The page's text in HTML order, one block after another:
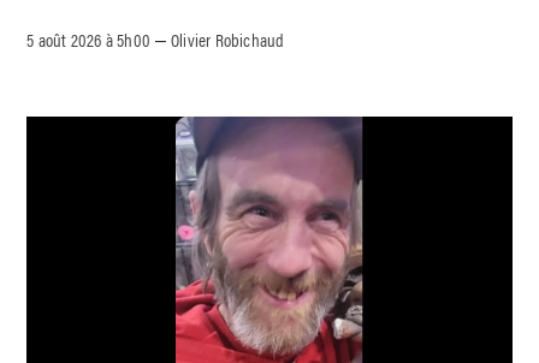
5 août 2026 à 5h00 –Olivier Robichaud